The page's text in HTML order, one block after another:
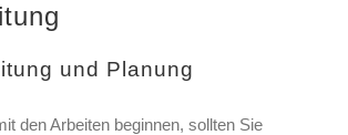
und Planung
den Arbeiten beginnen, sollten Sie